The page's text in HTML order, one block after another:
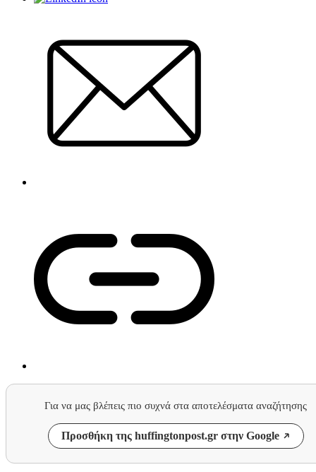
Για να μας βλέπεις πιο συχνά στα αποτελέσματα αναζήτησης
Προσθήκη της huffingtonpost.gr στην Google